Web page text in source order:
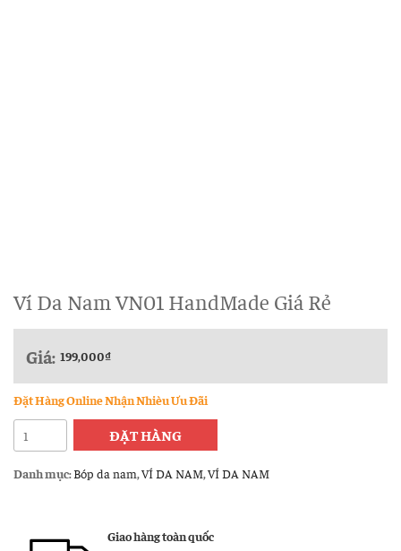
Ví Da Nam VN01 HandMade Giá Rẻ
Giá: 199,000₫
Đặt Hàng Online Nhận Nhièu Ưu Đãi
Ví
Da
Nam
ĐẶT HÀNG
Danh mục:Bóp da nam,VÍ DA NAM,VÍ DA NAM
Giao hàng toàn quốc